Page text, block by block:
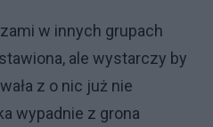
w innych grupach
ale wystarczy by
z o nic już nie
wypadnie z grona